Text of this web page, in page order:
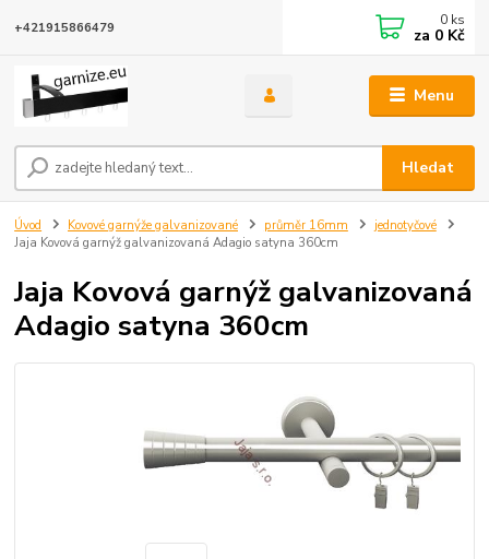
Menu
Hledat
+421915866479 0 ks
za 0 Kč
Úvod Kovové garnýže galvanizované průměr 16mm
jednotyčové
Jaja Kovová garnýž galvanizovaná Adagio satyna 360cm
Jaja Kovová garnýž galvanizovaná
Adagio satyna 360cm